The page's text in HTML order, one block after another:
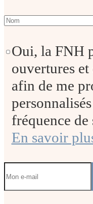
Oui, la FNH
ouvertures et
afin de me
fréquence de
En savoir